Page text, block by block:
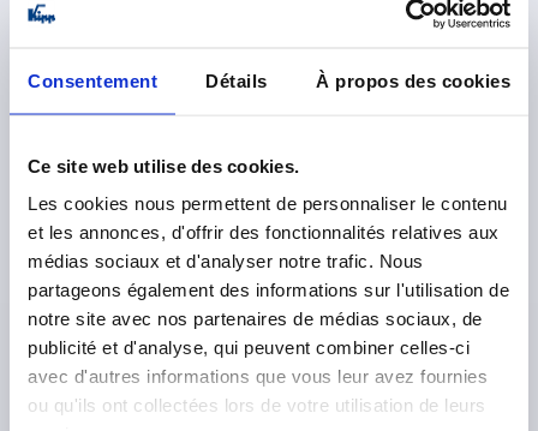
Consentement Détails À propos des cookies
Ce site web utilise des cookies.
Les cookies nous permettent de personnaliser le contenu
et les annonces, d'offrir des fonctionnalités relatives aux
médias sociaux et d'analyser notre trafic. Nous
partageons également des informations sur l'utilisation de
notre site avec nos partenaires de médias sociaux, de
publicité et d'analyse, qui peuvent combiner celles-ci
avec d'autres informations que vous leur avez fournies
ou qu'ils ont collectées lors de votre utilisation de leurs
K2358
GRENOUILLÈRE AVEC ÉTRIER DE SERRAGE, TROU DE
FIXATION CACHE, FORME:B, ACIER INOX. 1.4301
MATÉRIAU DU CORPS DE BASE=ACIER INOXYDABLE
FORME=B
Référence:K2358.2521222